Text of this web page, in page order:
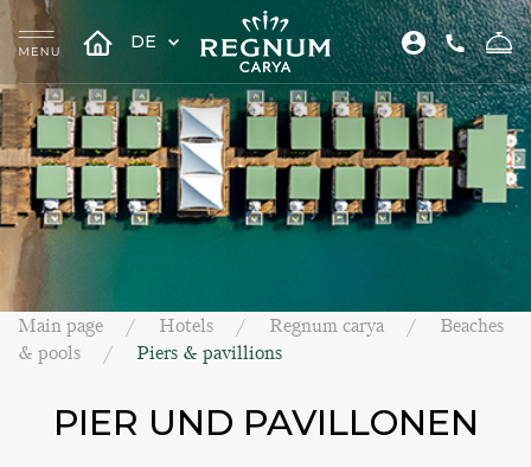
DE
Main page Hotels Regnum carya
Beaches
& pools
Piers & pavillions
PIER UND PAVILLONEN